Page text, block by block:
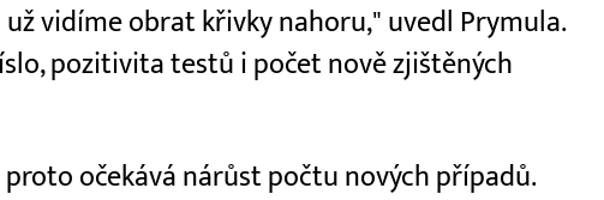
vidíme obrat křivky nahoru," uvedl Prymula.
pozitivita testů i počet nově zjištěných
očekává nárůst počtu nových případů.